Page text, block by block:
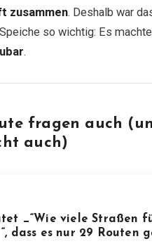
zusammen. Deshalb war
so wichtig: Es
.
fragen auch
auch)
_“Wie viele Straßen
“, dass es nur 29 Routen